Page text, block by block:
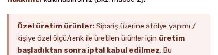
Özel üretim ürünler: Sipariş üzerine atölye yapımı /
kişiye özel ölçü/renk ile üretilen ürünler için üretim
başladıktan sonra iptal kabul edilmez. Bu